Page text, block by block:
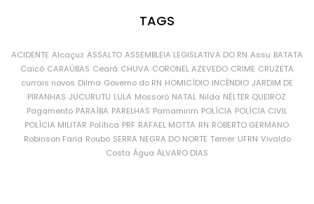
TAGS
ACIDENTE Alcaçuz ASSALTO ASSEMBLEIA LEGISLATIVA DO RN Assu BATATA
Caicó CARAÚBAS Ceará CHUVA CORONEL AZEVEDO CRIME CRUZETA
currais novos Dilma Governo do RN HOMICÍDIO INCÊNDIO JARDIM DE
PIRANHAS JUCURUTU LULA Mossoró NATAL Nilda NÉLTER QUEIROZ
Pagamento PARAÍBA PARELHAS Parnamirim POLÍCIA POLÍCIA CIVIL
POLÍCIA MILITAR Política PRF RAFAEL MOTTA RN ROBERTO GERMANO
Robinson Faria Roubo SERRA NEGRA DO NORTE Temer UFRN Vivaldo
Costa Água ÁLVARO DIAS